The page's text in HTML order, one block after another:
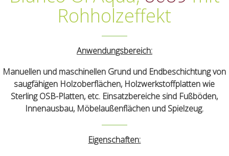
Rohholzeffekt
Anwendungsbereich:
Manuellen und maschinellen Grund und Endbeschichtung von
saugfähigen Holzoberflächen, Holzwerkstoffplatten wie
Sterling OSB-Platten, etc. Einsatzbereiche sind Fußböden,
Innenausbau, Möbelaußenflächen und Spielzeug.
Eigenschaften: